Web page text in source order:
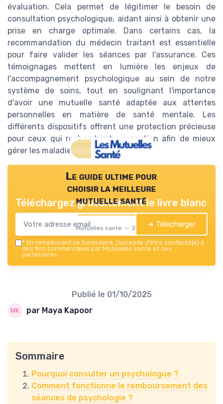
évaluation. Cela permet de légitimer le besoin de
consultation psychologique, aidant ainsi à obtenir une
prise en charge optimale. Dans certains cas, la
recommandation du médecin traitant est essentielle
pour faire valider les séances par l'assurance. Ces
témoignages mettent en lumière les enjeux de
l'accompagnement psychologique au sein de notre
système de soins, tout en soulignant l'importance
d'avoir une mutuelle santé adaptée aux attentes
personnelles en matière de santé mentale. Les
différents dispositifs offrent une protection précieuse
pour ceux qui recherchent un soutien afin de mieux
gérer les maladies psychologiques.
Le guide ultime pour
choisir la meilleure
mutuelle santé
Mutuelles sante — 2026
Téléchargez gratuitement le livre blanc
➔ Télécharger
* En remplissant ce formulaire, j’accepte d’être contacté(e) à
des fins commerciales par Mutuelles sante et ses
partenaires.
Publié le 01/10/2025
par Maya Kapoor
Sommaire
Pourquoi consulter un psychologue ?
Comment fonctionne le remboursement des
séances de psychologie ?